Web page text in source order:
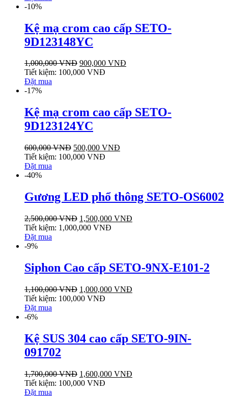
-10%
Kệ mạ crom cao cấp SETO-
9D123148YC
1,000,000VNĐ 900,000 VNĐ
Tiết kiệm: 100,000 VNĐ
Đặt mua
-17%
Kệ mạ crom cao cấp SETO-
9D123124YC
600,000VNĐ 500,000 VNĐ
Tiết kiệm: 100,000 VNĐ
Đặt mua
-40%
Gương LED phổ thông SETO-OS6002
2,500,000VNĐ 1,500,000 VNĐ
Tiết kiệm: 1,000,000 VNĐ
Đặt mua
-9%
Siphon Cao cấp SETO-9NX-E101-2
1,100,000VNĐ 1,000,000 VNĐ
Tiết kiệm: 100,000 VNĐ
Đặt mua
-6%
Kệ SUS 304 cao cấp SETO-9IN-
091702
1,700,000VNĐ 1,600,000 VNĐ
Tiết kiệm: 100,000 VNĐ
Đặt mua